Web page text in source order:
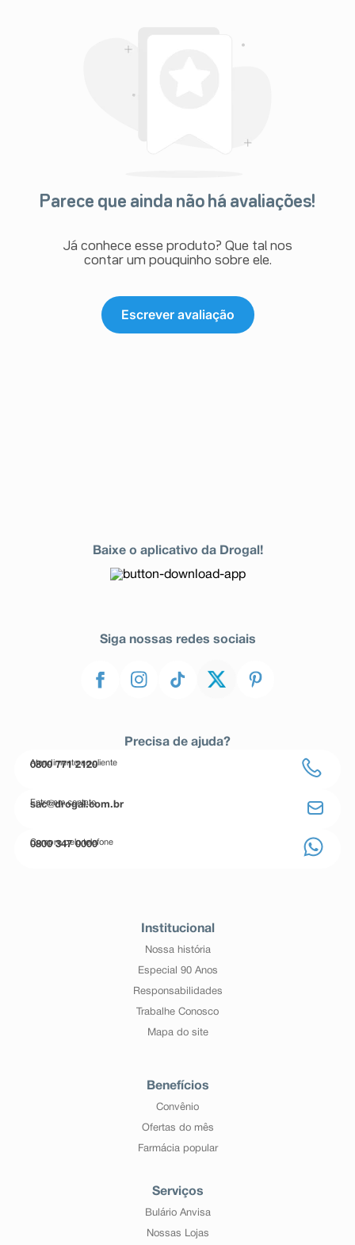
Parece que ainda não há avaliações!
Já conhece esse produto? Que tal nos
contar um pouquinho sobre ele.
Escrever avaliação
Baixe o aplicativo da Drogal!
Siga nossas redes sociais
Precisa de ajuda?
Atendimento ao cliente
0800 771 2120
Entre em contato
sac@drogal.com.br
Compre pelo telefone
0800 347 0000
Institucional
Nossa história
Especial 90 Anos
Responsabilidades
Trabalhe Conosco
Mapa do site
Benefícios
Convênio
Ofertas do mês
Farmácia popular
Serviços
Bulário Anvisa
Nossas Lojas